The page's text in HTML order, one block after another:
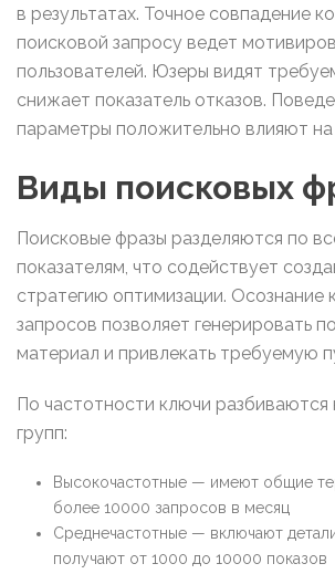
в результатах. Точное совпадение
поисковой запросу ведет
пользователей. Юзеры видят
снижает показатель отказов.
параметры положительно влияют
Виды поисковых
Поисковые фразы разделяются по
показателям, что содействует
стратегию оптимизации. Осознание
запросов позволяет генерировать
материал и привлекать требуемую
По частотности ключи разбиваются
групп:
Высокочастотные — имеют общие
более 10000 запросов в месяц
Среднечастотные — включают
получают от 1000 до 10000 показов